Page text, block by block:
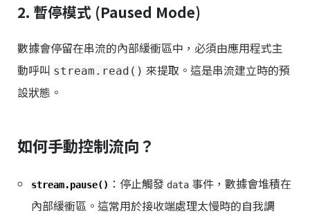
2. 暫停模式 (Paused Mode)
數據會停留在串流的內部緩衝區中，必須由應用程式主
動呼叫 stream.read() 來提取。這是串流建立時的預
設狀態。
如何手動控制流向？
stream.pause() ：停止觸發 data 事件，數據會堆積在
內部緩衝區。這常用於接收端處理太慢時的自我調